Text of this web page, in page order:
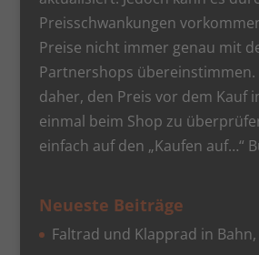
Preisschwankungen
Preise nicht immer genau mit
Partnershops
daher, den Preis vor dem Kauf
einmal beim Shop zu
einfach auf den „Kaufen auf…“
Neueste Beiträge
Faltrad und Klapprad in